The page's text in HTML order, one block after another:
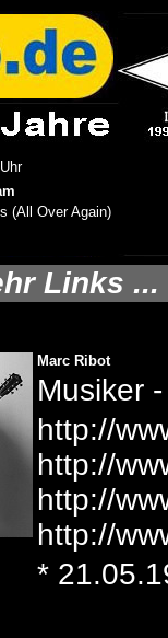
Links ...
Marc Ribot
Musiker
http://
http://
http://
http://
*